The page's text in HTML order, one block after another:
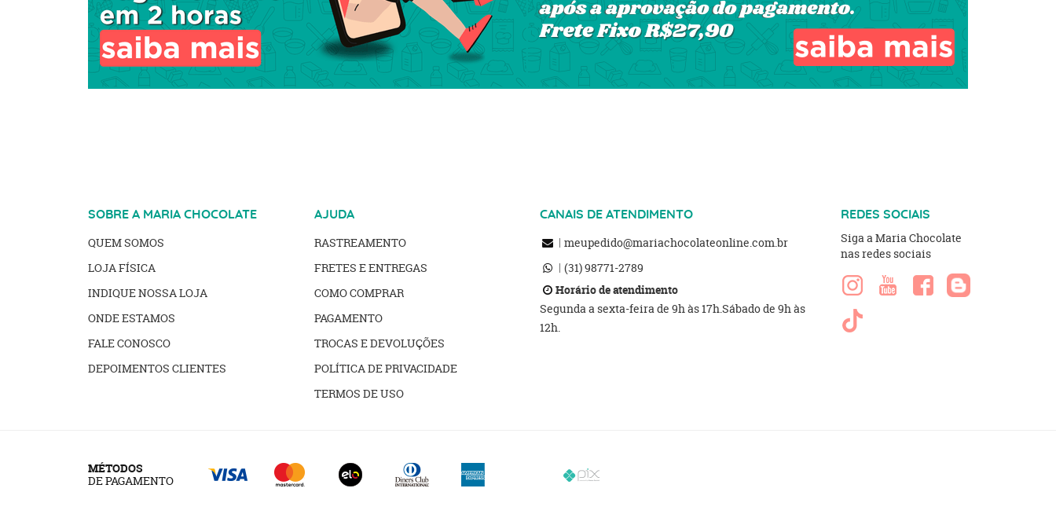
SOBRE A MARIA CHOCOLATE
QUEM SOMOS
LOJA FÍSICA
INDIQUE NOSSA LOJA
ONDE ESTAMOS
FALE CONOSCO
DEPOIMENTOS CLIENTES
AJUDA
RASTREAMENTO
FRETES E ENTREGAS
COMO COMPRAR
PAGAMENTO
TROCAS E DEVOLUÇÕES
POLÍTICA DE PRIVACIDADE
TERMOS DE USO
CANAIS DE ATENDIMENTO
meupedido@mariachocolateonline.com.br
(31)98771-2789
Horário de atendimento
Segunda a sexta-feira de 9h às 17h.Sábado de 9h às
12h.
REDES SOCIAIS
Siga a Maria Chocolate
nas redes sociais
MÉTODOS
DE PAGAMENTO